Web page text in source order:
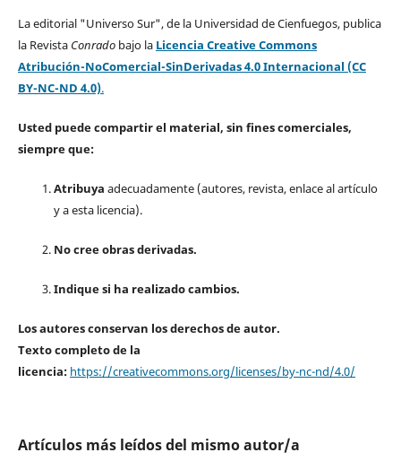
La editorial "Universo Sur", de la Universidad de Cienfuegos, publica
la Revista Conradobajo la Licencia Creative Commons
Atribución-NoComercial-SinDerivadas 4.0 Internacional (CC
BY-NC-ND 4.0).
Usted puede compartir el material, sin fines comerciales,
siempre que:
Atribuya adecuadamente (autores, revista, enlace al artículo
y a esta licencia).
No cree obras derivadas.
Indique si ha realizado cambios.
Los autores conservan los derechos de autor.
Texto completo de la
licencia: https://creativecommons.org/licenses/by-nc-nd/4.0/
Artículos más leídos del mismo autor/a